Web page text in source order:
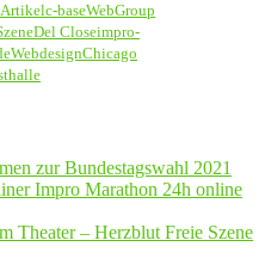
Artikelc-baseWebGroup
Del Closeimpro-
WebdesignChicago
zur Bundestagswahl 2021
Impro Marathon 24h online
Theater – Herzblut Freie Szene